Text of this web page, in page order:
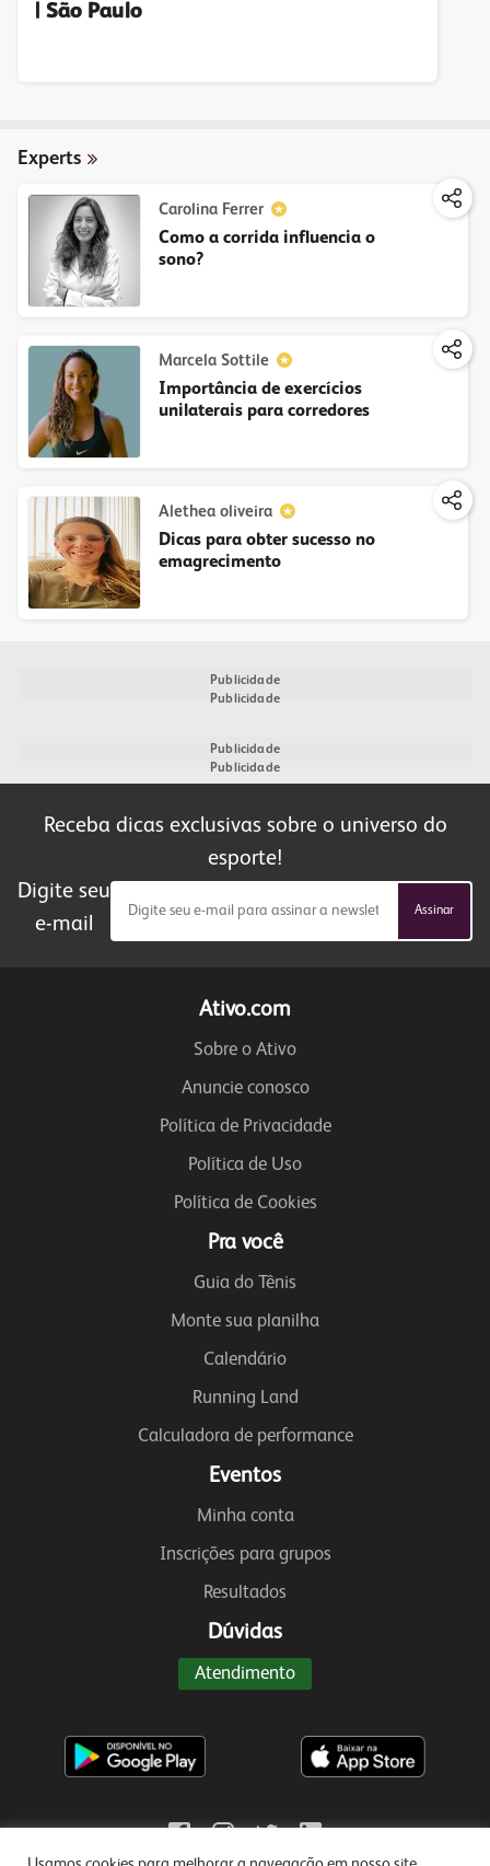
| São Paulo
Experts
Carolina Ferrer
Como a corrida influencia o
sono?
Marcela Sottile
Importância de exercícios
unilaterais para corredores
Alethea oliveira
Dicas para obter sucesso no
emagrecimento
Publicidade
Publicidade
Publicidade
Publicidade
Receba dicas exclusivas sobre o universo do
esporte!
Digite seu
e-mail
Assinar
Ativo.com
Sobre o Ativo
Anuncie conosco
Política de Privacidade
Política de Uso
Política de Cookies
Pra você
Guia do Tênis
Monte sua planilha
Calendário
Running Land
Calculadora de performance
Eventos
Minha conta
Inscrições para grupos
Resultados
Dúvidas
Atendimento